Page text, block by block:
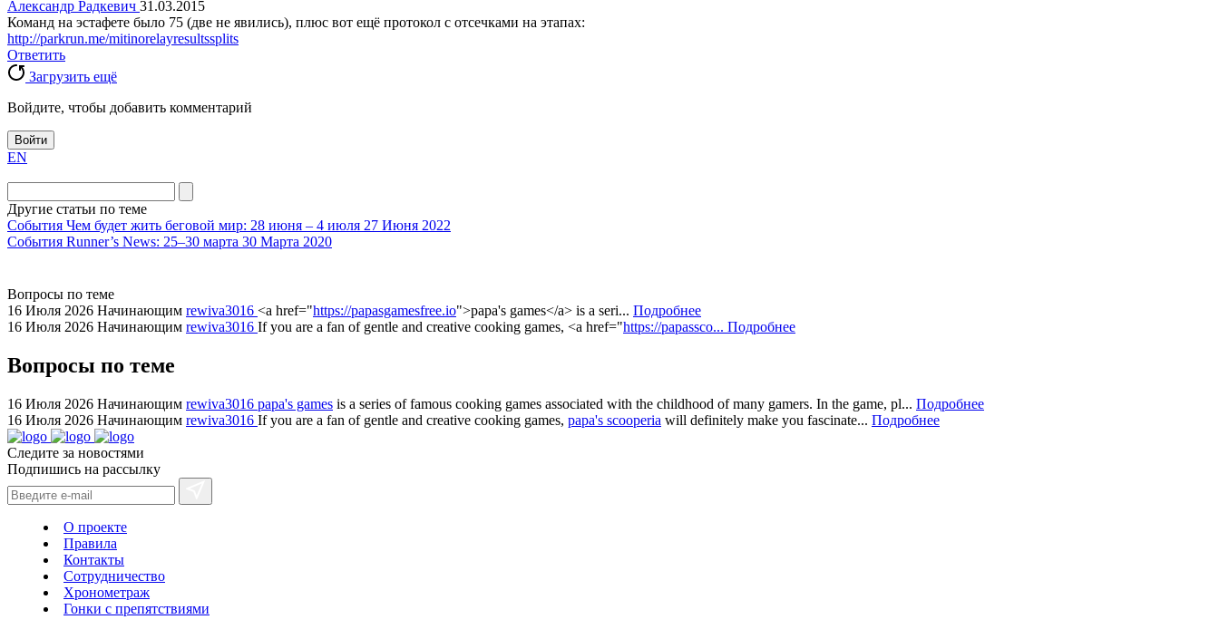
Александр Радкевич 31.03.2015
Команд на эстафете было 75 (две не явились), плюс вот ещё протокол с отсечками на этапах:
http://parkrun.me/mitinorelayresultssplits
Ответить
Загрузить ещё
Войдите, чтобы добавить комментарий
Войти
EN
Другие статьи по теме
События Чем будет жить беговой мир: 28 июня – 4 июля 27 Июня 2022
События Runner’s News: 25–30 марта 30 Марта 2020
Вопросы по теме
16 Июля 2026 Начинающим rewiva3016 <a href="https://papasgamesfree.io">papa's games</a> is a seri... Подробнее
16 Июля 2026 Начинающим rewiva3016 If you are a fan of gentle and creative cooking games, <a href="https://papassco... Подробнее
Вопросы по теме
16 Июля 2026 Начинающим rewiva3016 papa's games is a series of famous cooking games associated with the childhood of many gamers. In the game, pl... Подробнее
16 Июля 2026 Начинающим rewiva3016 If you are a fan of gentle and creative cooking games, papa's scooperia will definitely make you fascinate... Подробнее
Следите за новостями
Подпишись на рассылку
О проекте
Правила
Контакты
Сотрудничество
Хронометраж
Гонки с препятствиями